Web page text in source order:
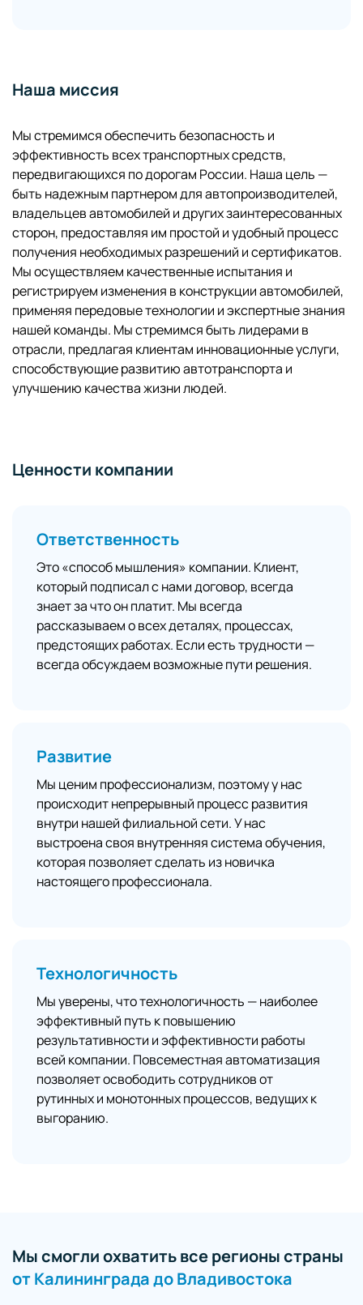
Наша миссия
Мы стремимся обеспечить безопасность и
эффективность всех транспортных средств,
передвигающихся по дорогам России. Наша цель —
быть надежным партнером для автопроизводителей,
владельцев автомобилей и других заинтересованных
сторон, предоставляя им простой и удобный процесс
получения необходимых разрешений и сертификатов.
Мы осуществляем качественные испытания и
регистрируем изменения в конструкции автомобилей,
применяя передовые технологии и экспертные знания
нашей команды. Мы стремимся быть лидерами в
отрасли, предлагая клиентам инновационные услуги,
способствующие развитию автотранспорта и
улучшению качества жизни людей.
Ценности компании
Ответственность
Это «способ мышления» компании. Клиент,
который подписал с нами договор, всегда
знает за что он платит. Мы всегда
рассказываем о всех деталях, процессах,
предстоящих работах. Если есть трудности —
всегда обсуждаем возможные пути решения.
Развитие
Мы ценим профессионализм, поэтому у нас
происходит непрерывный процесс развития
внутри нашей филиальной сети. У нас
выстроена своя внутренняя система обучения,
которая позволяет сделать из новичка
настоящего профессионала.
Технологичность
Мы уверены, что технологичность — наиболее
эффективный путь к повышению
результативности и эффективности работы
всей компании. Повсеместная автоматизация
позволяет освободить сотрудников от
рутинных и монотонных процессов, ведущих к
выгоранию.
Мы смогли охватить все регионы страны
от Калининграда до Владивостока